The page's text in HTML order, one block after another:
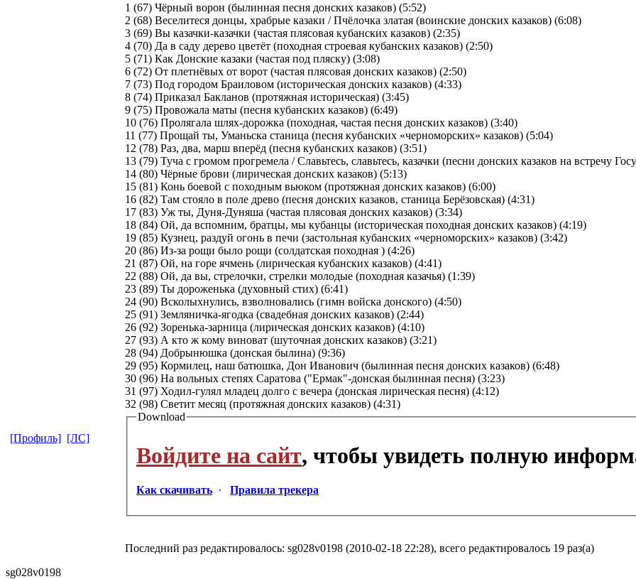
1 (67) Чёрный ворон (былинная песня донских казаков) (5:52)
2 (68) Веселитеся донцы, храбрые казаки / Пчёлочка златая (воинские донских казаков) (6:08)
3 (69) Вы казачки-казачки (частая плясовая кубанских казаков) (2:35)
4 (70) Да в саду дерево цветёт (походная строевая кубанских казаков) (2:50)
5 (71) Как Донские казаки (частая под пляску) (3:08)
6 (72) От плетнёвых от ворот (частая плясовая донских казаков) (2:50)
7 (73) Под городом Браиловом (историческая донских казаков) (4:33)
8 (74) Приказал Бакланов (протяжная историческая) (3:45)
9 (75) Провожала маты (песня кубанских казаков) (6:49)
10 (76) Пролягала шлях-дорожка (походная, частая песня донских казаков) (3:40)
11 (77) Прощай ты, Уманьска станица (песня кубанских «черноморских» казаков) (5:04)
12 (78) Раз, два, марш вперёд (песня кубанских казаков) (3:51)
13 (79) Туча с громом прогремела / Славьтесь, славьтесь, казачки (песни донских казаков на встречу
14 (80) Чёрные брови (лирическая донских казаков) (5:13)
15 (81) Конь боевой с походным вьюком (протяжная донских казаков) (6:00)
16 (82) Там стояло в поле древо (песня донских казаков, станица Берёзовская) (4:31)
17 (83) Уж ты, Дуня-Дуняша (частая плясовая донских казаков) (3:34)
18 (84) Ой, да вспомним, братцы, мы кубанцы (историческая походная донских казаков) (4:19)
19 (85) Кузнец, раздуй огонь в печи (застольная кубанских «черноморских» казаков) (3:42)
20 (86) Из-за рощи было рощи (солдатская походная ) (4:26)
21 (87) Ой, на горе ячмень (лирическая кубанских казаков) (4:41)
22 (88) Ой, да вы, стрелочки, стрелки молодые (походная казачья) (1:39)
23 (89) Ты дороженька (духовный стих) (6:41)
24 (90) Всколыхнулись, взволновались (гимн войска донского) (4:50)
25 (91) Земляничка-ягодка (свадебная донских казаков) (2:44)
26 (92) Зоренька-зарница (лирическая донских казаков) (4:10)
27 (93) А кто ж кому виноват (шуточная донских казаков) (3:21)
28 (94) Добрынюшка (донская былина) (9:36)
29 (95) Кормилец, наш батюшка, Дон Иванович (былинная песня донских казаков) (6:48)
30 (96) На вольных степях Саратова ("Ермак"-донская былинная песня) (3:23)
31 (97) Ходил-гулял младец долго с вечера (донская лирическая песня) (4:12)
32 (98) Светит месяц (протяжная донских казаков) (4:31)
Download
Войдите на сайт, чтобы увидеть полную
Как скачивать · Правила трекера
Последний раз редактировалось: sg028v0198 (2010-02-18 22:28), всего редактировалось 19 раз(а)
[Профиль] [ЛС]
sg028v0198